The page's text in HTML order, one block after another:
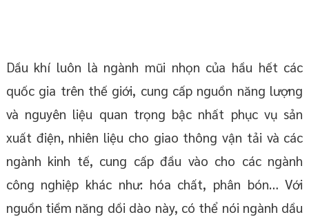
Dầu khí luôn là ngành mũi nhọn của hầu hết các
quốc gia trên thế giới, cung cấp nguồn năng lượng
và nguyên liệu quan trọng bậc nhất phục vụ sản
xuất điện, nhiên liệu cho giao thông vận tải và các
ngành kinh tế, cung cấp đầu vào cho các ngành
công nghiệp khác như: hóa chất, phân bón… Với
nguồn tiềm năng dồi dào này, có thể nói ngành dầu